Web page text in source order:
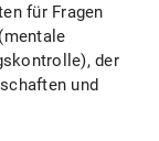
für Fragen
der
und